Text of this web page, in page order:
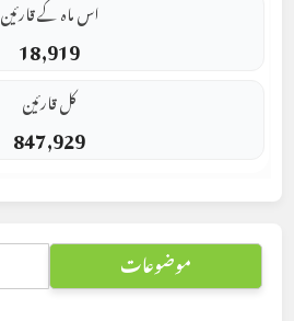
اس ماہ کے قارئین
18,919
کل قارئین
847,929
موضوعات